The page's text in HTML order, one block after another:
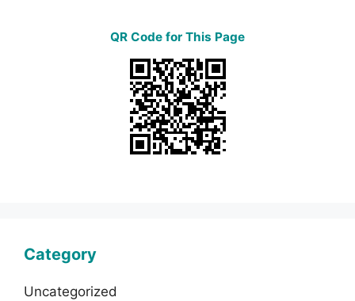
QR Code for This Page
Category
Uncategorized